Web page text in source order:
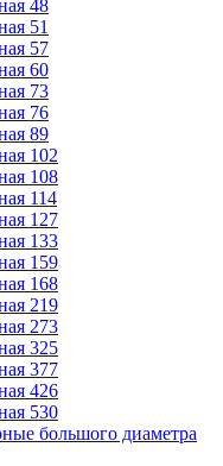
48
51
57
60
73
76
89
102
108
114
127
133
159
168
219
273
325
377
426
530
большого диаметра